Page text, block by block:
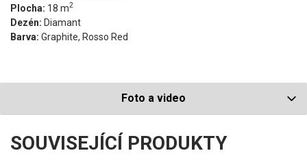
Plocha: 18 m2
Dezén: Diamant
Barva: Graphite, Rosso Red
Foto a video
SOUVISEJÍCÍ PRODUKTY